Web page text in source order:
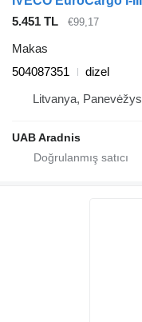
5.451 TL €99,17
Makas
504087351
dizel
Litvanya, Panevėžys
UAB Aradnis